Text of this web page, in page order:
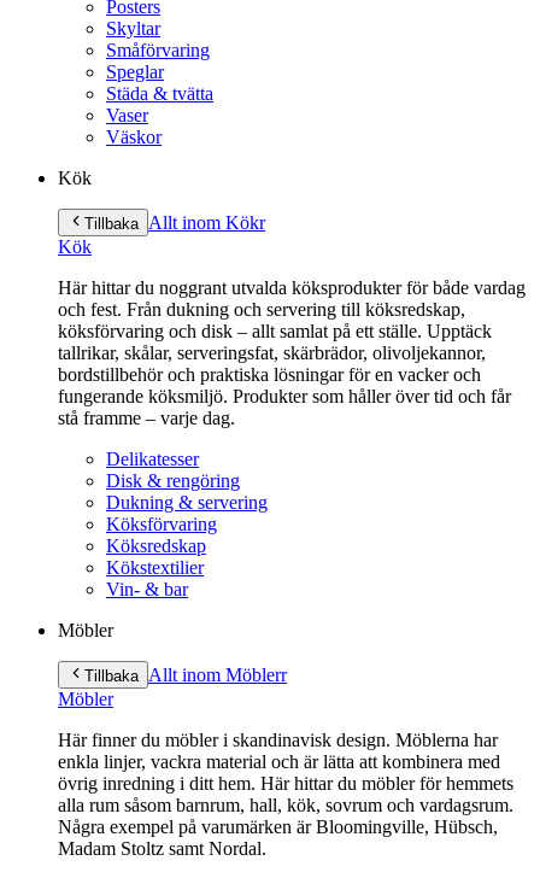
Posters
Skyltar
Småförvaring
Speglar
Städa & tvätta
Vaser
Väskor
Kök
Tillbaka Allt inom Kökr
Kök
Här hittar du noggrant utvalda köksprodukter för både vardag
och fest. Från dukning och servering till köksredskap,
köksförvaring och disk – allt samlat på ett ställe. Upptäck
tallrikar, skålar, serveringsfat, skärbrädor, olivoljekannor,
bordstillbehör och praktiska lösningar för en vacker och
fungerande köksmiljö. Produkter som håller över tid och får
stå framme – varje dag.
Delikatesser
Disk & rengöring
Dukning & servering
Köksförvaring
Köksredskap
Kökstextilier
Vin- & bar
Möbler
Tillbaka Allt inom Möblerr
Möbler
Här finner du möbler i skandinavisk design. Möblerna har
enkla linjer, vackra material och är lätta att kombinera med
övrig inredning i ditt hem. Här hittar du möbler för hemmets
alla rum såsom barnrum, hall, kök, sovrum och vardagsrum.
Några exempel på varumärken är Bloomingville, Hübsch,
Madam Stoltz samt Nordal.